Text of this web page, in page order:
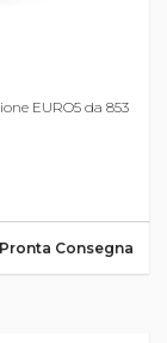
EURO5 da 853
Pronta Consegna